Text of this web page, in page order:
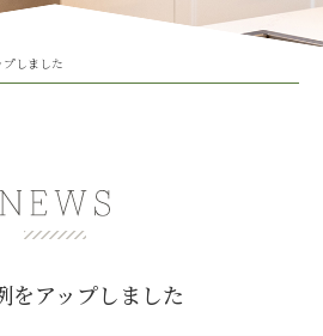
しました
をアップしました